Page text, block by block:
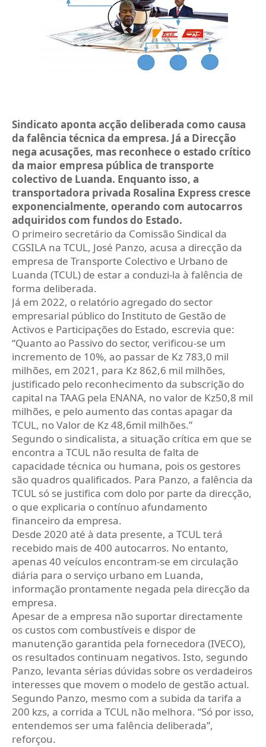
Sindicato aponta acção deliberada como causa
da falência técnica da empresa. Já a Direcção
nega acusações, mas reconhece o estado crítico
da maior empresa pública de transporte
colectivo de Luanda. Enquanto isso, a
transportadora privada Rosalina Express cresce
exponencialmente, operando com autocarros
adquiridos com fundos do Estado.
O primeiro secretário da Comissão Sindical da
CGSILA na TCUL, José Panzo, acusa a direcção da
empresa de Transporte Colectivo e Urbano de
Luanda (TCUL) de estar a conduzi-la à falência de
forma deliberada.
Já em 2022, o relatório agregado do sector
empresarial público do Instituto de Gestão de
Activos e Participações do Estado, escrevia que:
“Quanto ao Passivo do sector, verificou-se um
incremento de 10%, ao passar de Kz 783,0 mil
milhões, em 2021, para Kz 862,6 mil milhões,
justificado pelo reconhecimento da subscrição do
capital na TAAG pela ENANA, no valor de Kz50,8 mil
milhões, e pelo aumento das contas apagar da
TCUL, no Valor de Kz 48,6mil milhões.”
Segundo o sindicalista, a situação crítica em que se
encontra a TCUL não resulta de falta de
capacidade técnica ou humana, pois os gestores
são quadros qualificados. Para Panzo, a falência da
TCUL só se justifica com dolo por parte da direcção,
o que explicaria o contínuo afundamento
financeiro da empresa.
Desde 2020 até à data presente, a TCUL terá
recebido mais de 400 autocarros. No entanto,
apenas 40 veículos encontram-se em circulação
diária para o serviço urbano em Luanda,
informação prontamente negada pela direcção da
empresa.
Apesar de a empresa não suportar directamente
os custos com combustíveis e dispor de
manutenção garantida pela fornecedora (IVECO),
os resultados continuam negativos. Isto, segundo
Panzo, levanta sérias dúvidas sobre os verdadeiros
interesses que movem o modelo de gestão actual.
Segundo Panzo, mesmo com a subida da tarifa a
200 kzs, a corrida a TCUL não melhora. “Só por isso,
entendemos ser uma falência deliberada”,
reforçou.